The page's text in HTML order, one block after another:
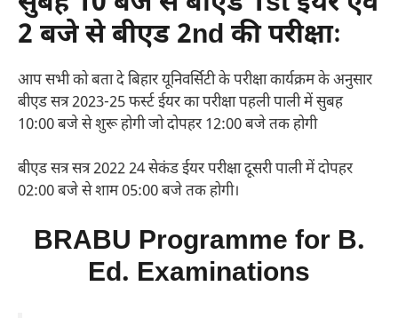
2 बजे से बीएड 2nd की परीक्षाः
आप सभी को बता दे बिहार यूनिवर्सिटी के परीक्षा कार्यक्रम के अनुसार
बीएड सत्र 2023-25 फर्स्ट ईयर का परीक्षा पहली पाली में सुबह
10:00 बजे से शुरू होगी जो दोपहर 12:00 बजे तक होगी
बीएड सत्र सत्र 2022 24 सेकंड ईयर परीक्षा दूसरी पाली में दोपहर
02:00 बजे से शाम 05:00 बजे तक होगी।
BRABU Programme for B.
Ed. Examinations